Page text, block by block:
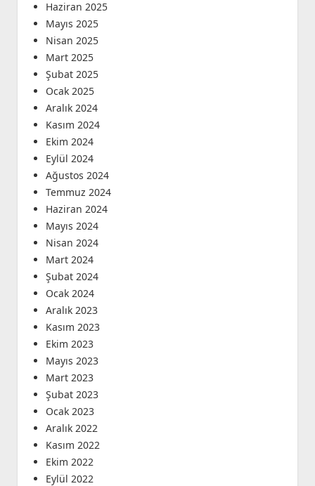
Haziran 2025
Mayıs 2025
Nisan 2025
Mart 2025
Şubat 2025
Ocak 2025
Aralık 2024
Kasım 2024
Ekim 2024
Eylül 2024
Ağustos 2024
Temmuz 2024
Haziran 2024
Mayıs 2024
Nisan 2024
Mart 2024
Şubat 2024
Ocak 2024
Aralık 2023
Kasım 2023
Ekim 2023
Mayıs 2023
Mart 2023
Şubat 2023
Ocak 2023
Aralık 2022
Kasım 2022
Ekim 2022
Eylül 2022